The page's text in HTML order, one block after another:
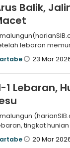
Balik,
lebaran
BalataTiga
23 Mar
1 Lebaran,
tingkat
20 Mar